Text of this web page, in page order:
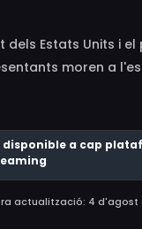
DoQui, Anne
Fenderson,
Ted Hartley,
Howard, Leonard
dels Estats Units i
moren a
declina accedir
Aleshores, el
home negre
disponible a cap
actualització: 4 d'agost